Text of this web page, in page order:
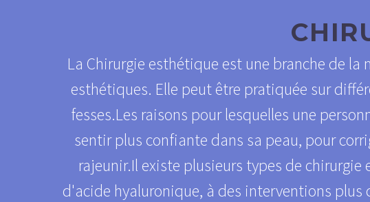
La Chirurgie esthétique est une branche de
esthétiques. Elle peut être pratiquée sur
fesses.Les raisons pour lesquelles une
sentir plus confiante dans sa peau, pour
rajeunir.Il existe plusieurs types de
d'acide hyaluronique, à des interventions